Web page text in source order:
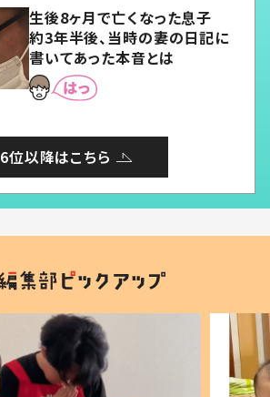
生後8ヶ月で亡くなった息子
約3年半後、当時の妻の日記に
書いてあった本音とは
6位以降はこちら